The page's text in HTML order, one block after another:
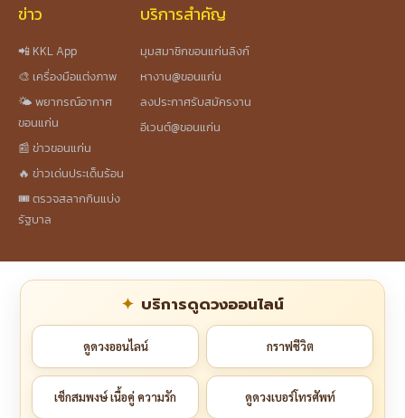
ข่าว
📲 KKL App
🎨 เครื่องมือแต่งภาพ
🌤️ พยากรณ์อากาศ
ขอนแก่น
📰 ข่าวขอนแก่น
🔥 ข่าวเด่นประเด็นร้อน
🎟️ ตรวจสลากกินแบ่ง
รัฐบาล
บริการสำคัญ
มุมสมาชิกขอนแก่นลิงก์
หางาน@ขอนแก่น
ลงประกาศรับสมัครงาน
อีเวนต์@ขอนแก่น
บริการดูดวงออนไลน์
ดูดวงออนไลน์ กราฟชีวิต
เช็กสมพงษ์ เนื้อคู่ ความรัก ดูดวงเบอร์โทรศัพท์